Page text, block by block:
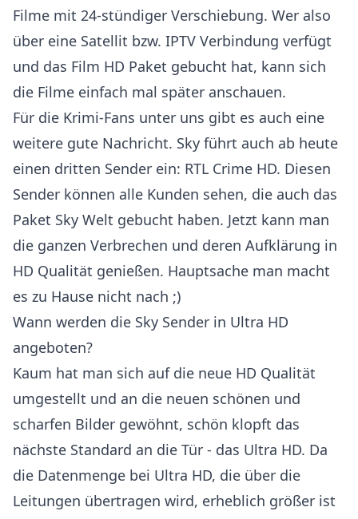
Filme mit 24-stündiger Verschiebung. Wer also
über eine Satellit bzw. IPTV Verbindung verfügt
und das Film HD Paket gebucht hat, kann sich
die Filme einfach mal später anschauen.
Für die Krimi-Fans unter uns gibt es auch eine
weitere gute Nachricht. Sky führt auch ab heute
einen dritten Sender ein: RTL Crime HD. Diesen
Sender können alle Kunden sehen, die auch das
Paket Sky Welt gebucht haben. Jetzt kann man
die ganzen Verbrechen und deren Aufklärung in
HD Qualität genießen. Hauptsache man macht
es zu Hause nicht nach ;)
Wann werden die Sky Sender in Ultra HD
angeboten?
Kaum hat man sich auf die neue HD Qualität
umgestellt und an die neuen schönen und
scharfen Bilder gewöhnt, schön klopft das
nächste Standard an die Tür - das Ultra HD. Da
die Datenmenge bei Ultra HD, die über die
Leitungen übertragen wird, erheblich größer ist